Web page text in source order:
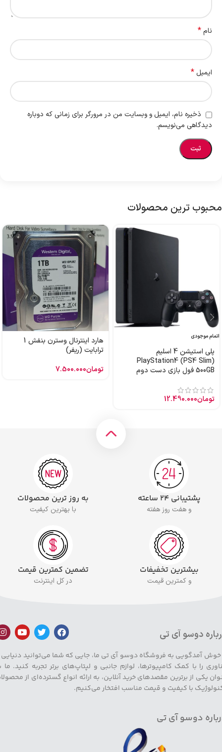
نام*
ایمیل *
ذخیره نام، ایمیل و وبسایت من در مرورگر برای زمانی که دوباره
دیدگاهی می‌نویسم.
محبوب ترین محصولات
اتمام موجودی
پلی استیشن 4 اسلیم
PlayStation4 (PS4 Slim)
500GB فول بازی دست دوم
تومان12.490.000
هارد اینترنال وسترن بنفش 1
ترابایت (ریفر)
تومان7.500.000
پشتیبانی ۲۴ ساعته
و هفت روز هفته
به روز ترین محصولات
با بهترین کیفیت
بیشترین تخفیفات
و کمترین قیمت
تضمین کمترین قیمت
در کل اینترنت
دوسو آی تی
خوش آمدگویی به فروشگاه دوسو آی تی ما، جایی که شما می‌توانید دنیایی
را با کمک کامپیوترها، لوازم جانبی و لپتاپ‌های برتر تجربه کنید. ما
یکی از برترین مقصدهای خرید آنلاین، به ارائه انواع گسترده‌ای از
با کیفیت و قیمت مناسب افتخار می‌کنیم.
دوسو آی تی